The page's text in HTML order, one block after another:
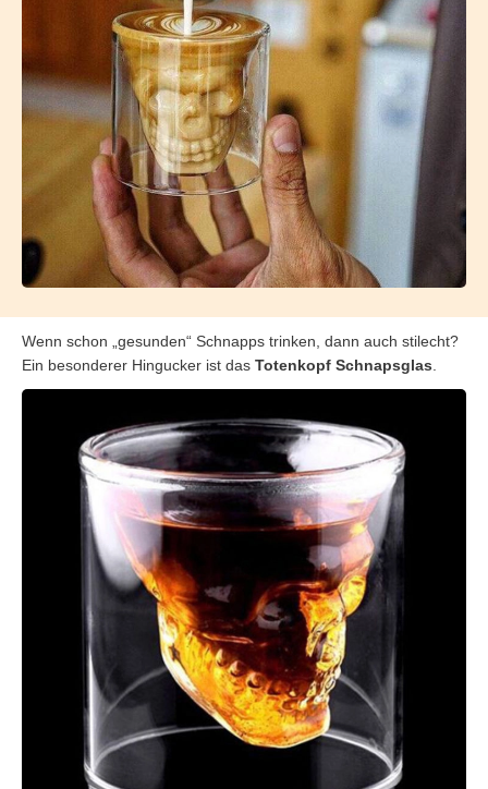
Wenn schon „gesunden“ Schnapps trinken, dann auch stilecht?
Ein besonderer Hingucker ist das Totenkopf Schnapsglas.